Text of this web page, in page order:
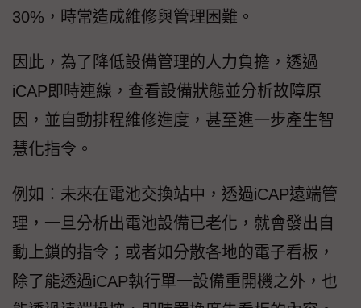
30%，時常造成維修與管理困難。
因此，為了降低設備管理的人力負擔，透過
iCAP即時連線，查看設備狀態並分析故障原
因，並自動排程維修進度，甚至進一步產生智
慧化指令。
例如：未來在電池交換站中，透過iCAP遠端管
理，一旦分析出電池設備已老化，就會發出自
動上鎖的指令；或者如分散各地的電子看板，
除了能透過iCAP執行單一設備重開機之外，也